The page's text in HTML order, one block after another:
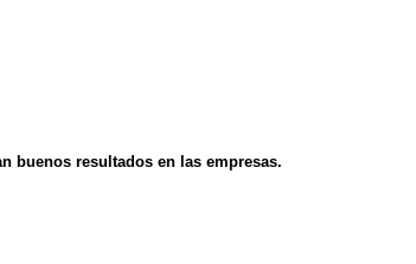
buenos resultados en las empresas.